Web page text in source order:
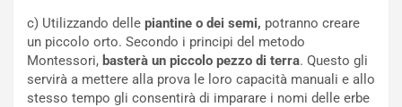
c) Utilizzando delle piantine o dei semi, potranno creare
un piccolo orto. Secondo i principi del metodo
Montessori, basterà un piccolo pezzo di terra. Questo gli
servirà a mettere alla prova le loro capacità manuali e allo
stesso tempo gli consentirà di imparare i nomi delle erbe